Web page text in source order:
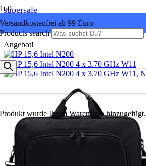
Versandkostenfrei ab 99 Euro
Products search
Produkt wurde Ihrem Warenkorb hinzugefügt.
supersale
Angebot!